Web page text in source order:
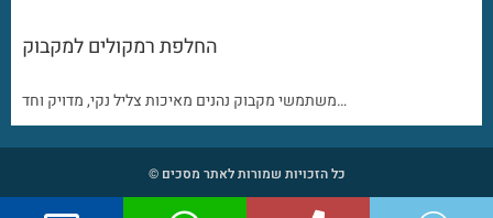
החלפת רמקולים למקבוק
משתמשי מקבוק נהנים מאיכות צליל נקי, מדויק וחד…
כל הזכויות שמורות לאתר מסכים ©